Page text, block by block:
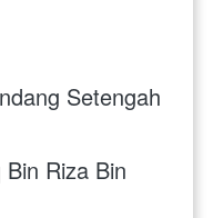
Setengah
Riza Bin